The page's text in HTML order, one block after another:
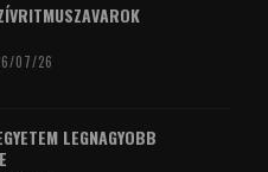
07/26
LEGNAGYOBB